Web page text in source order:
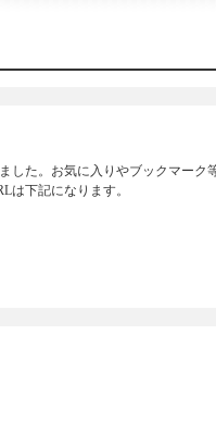
した。お気に入りやブックマーク
は下記になります。